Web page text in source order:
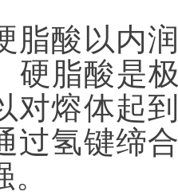
脂酸以内
硬脂酸是
对熔体起
过氢键缔